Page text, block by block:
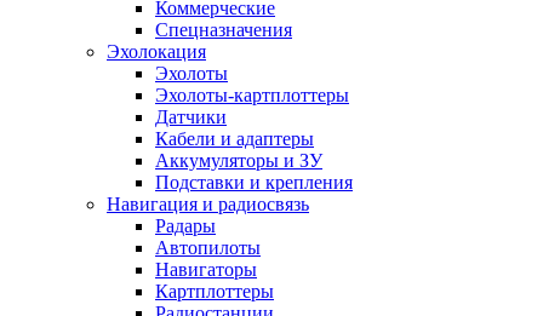
Коммерческие
Спецназначения
Эхолокация
Эхолоты
Эхолоты-картплоттеры
Датчики
Кабели и адаптеры
Аккумуляторы и ЗУ
Подставки и крепления
Навигация и радиосвязь
Радары
Автопилоты
Навигаторы
Картплоттеры